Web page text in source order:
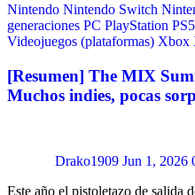
Nintendo Nintendo Switch
generaciones PC PlayStation PS5
Videojuegos (plataformas) Xbox
[Resumen] The MIX
Muchos indies, pocas
Drako1909 Jun 1, 2026
Este año el pistoletazo de salida